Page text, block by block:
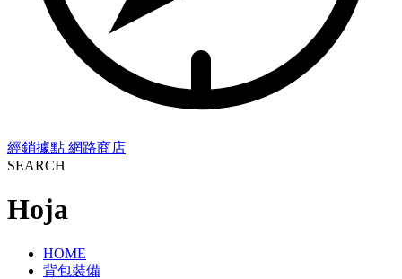
經銷據點 網路商店
SEARCH
Hoja
HOME
背包裝備